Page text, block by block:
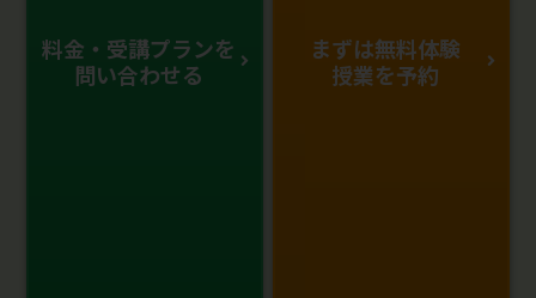
料金・受講プランを
問い合わせる
まずは無料体験
授業を予約